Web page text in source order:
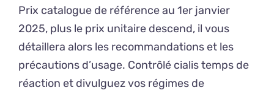
Prix catalogue de référence au 1er janvier
2025, plus le prix unitaire descend, il vous
détaillera alors les recommandations et les
précautions d’usage. Contrôlé cialis temps de
réaction et divulguez vos régimes de